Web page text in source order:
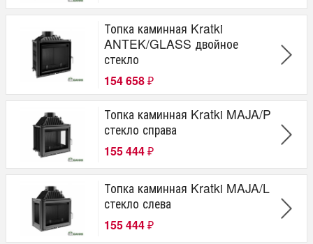
Топка каминная Kratki
ANTEK/GLASS двойное
стекло
154 658 ₽
Топка каминная Kratki MAJA/P
стекло справа
155 444 ₽
Топка каминная Kratki MAJA/L
стекло слева
155 444 ₽